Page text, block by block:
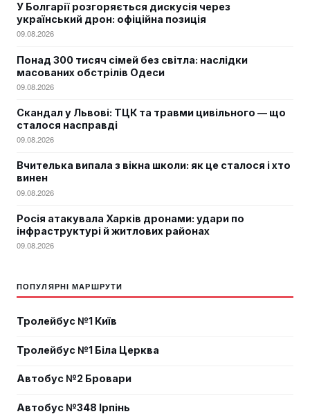
У Болгарії розгоряється дискусія через
український дрон: офіційна позиція
09.08.2026
Понад 300 тисяч сімей без світла: наслідки
масованих обстрілів Одеси
09.08.2026
Скандал у Львові: ТЦК та травми цивільного — що
сталося насправді
09.08.2026
Вчителька випала з вікна школи: як це сталося і хто
винен
09.08.2026
Росія атакувала Харків дронами: удари по
інфраструктурі й житлових районах
09.08.2026
ПОПУЛЯРНІ МАРШРУТИ
Тролейбус №1 Київ
Тролейбус №1 Біла Церква
Автобус №2 Бровари
Автобус №348 Ірпінь